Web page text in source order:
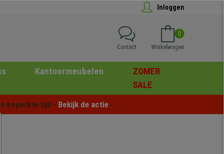
Inloggen
0
Winkelwagen
Contact
Kantoormeubelen
ZOMER
SALE
beperkte tijd - Bekijk de actie -